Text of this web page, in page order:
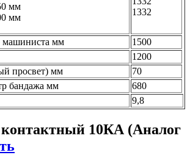
мм
мм
1332
машиниста мм
1500
1200
просвет) мм
70
бандажа мм
680
9,8
контактный 10КА (Аналог